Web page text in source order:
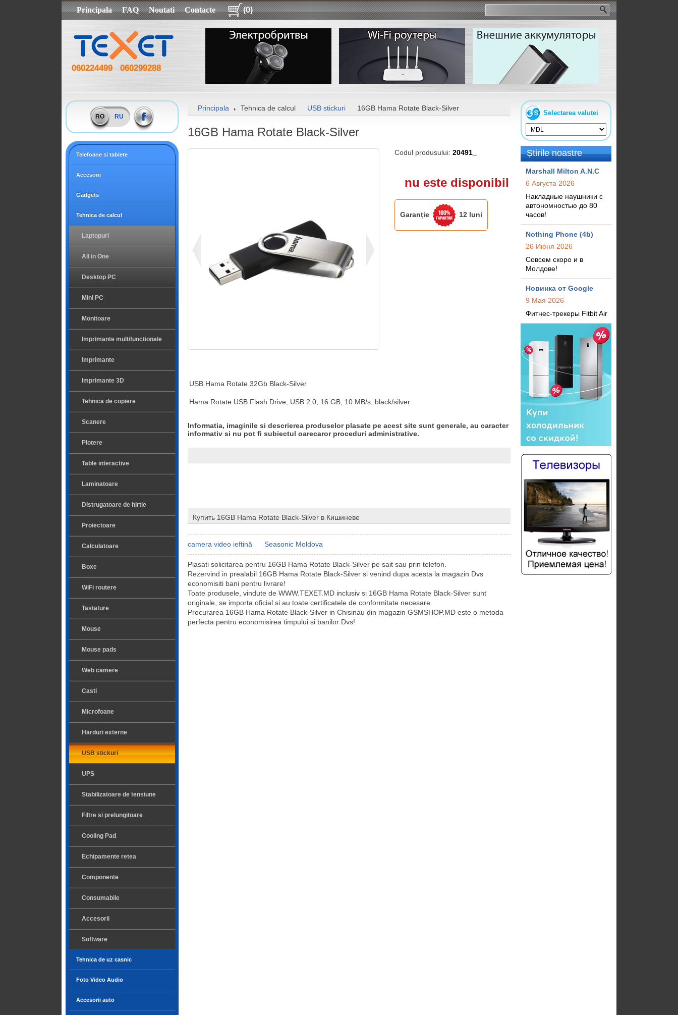
Principala FAQ Noutati Contacte (0)
060224499 060299288
RO RU
Telefoane si tablete
Accesorii
Gadgets
Tehnica de calcul
Laptopuri
All in One
Desktop PC
Mini PC
Monitoare
Imprimante multifunctionale
Imprimante
Imprimante 3D
Tehnica de copiere
Scanere
Plotere
Table interactive
Laminatoare
Distrugatoare de hirtie
Proiectoare
Calculatoare
Boxe
WiFi routere
Tastature
Mouse
Mouse pads
Web camere
Casti
Microfoane
Harduri externe
USB stickuri
UPS
Stabilizatoare de tensiune
Filtre si prelungitoare
Cooling Pad
Echipamente retea
Componente
Consumabile
Accesorii
Software
Tehnica de uz casnic
Foto Video Audio
Accesorii auto
Principala Tehnica de calcul USB stickuri 16GB Hama Rotate Black-Silver
16GB Hama Rotate Black-Silver
Codul produsului: 20491_
nu este disponibil
Garanție 12 luni
USB Hama Rotate 32Gb Black-Silver
Hama Rotate USB Flash Drive, USB 2.0, 16 GB, 10 MB/s, black/silver
Informatia, imaginile si descrierea produselor plasate pe acest site sunt generale, au caracter
informativ si nu pot fi subiectul oarecaror proceduri administrative.
Купить 16GB Hama Rotate Black-Silver в Кишиневе
camera video ieftină Seasonic Moldova
Plasati solicitarea pentru 16GB Hama Rotate Black-Silver pe sait sau prin telefon.
Rezervind in prealabil 16GB Hama Rotate Black-Silver si venind dupa acesta la magazin Dvs
economisiti bani pentru livrare!
Toate produsele, vindute de WWW.TEXET.MD inclusiv si 16GB Hama Rotate Black-Silver sunt
originale, se importa oficial si au toate certificatele de conformitate necesare.
Procurarea 16GB Hama Rotate Black-Silver in Chisinau din magazin GSMSHOP.MD este o metoda
perfecta pentru economisirea timpului si banilor Dvs!
Selectarea valutei
Știrile noastre
Marshall Milton A.N.C
6 Августа 2026
Накладные наушники с
автономностью до 80
часов!
Nothing Phone (4b)
26 Июня 2026
Совсем скоро и в
Молдове!
Новинка от Google
9 Мая 2026
Фитнес-трекеры Fitbit Air